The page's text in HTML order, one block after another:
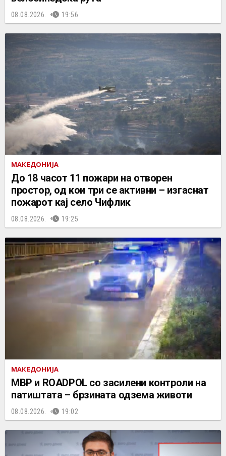
08.08.2026. 19:56
МАКЕДОНИЈА
До 18 часот 11 пожари на отворен
простор, од кои три се активни – изгаснат
пожарот кај село Чифлик
08.08.2026. 19:25
МАКЕДОНИЈА
МВР и ROADPOL со засилени контроли на
патиштата – брзината одзема животи
08.08.2026. 19:02